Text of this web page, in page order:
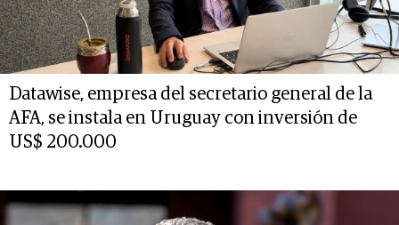
Datawise, empresa del secretario general de la
AFA, se instala en Uruguay con inversión de
US$ 200.000